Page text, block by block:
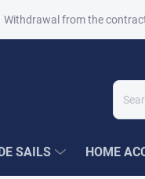
Withdrawal from the
SAILS HOME